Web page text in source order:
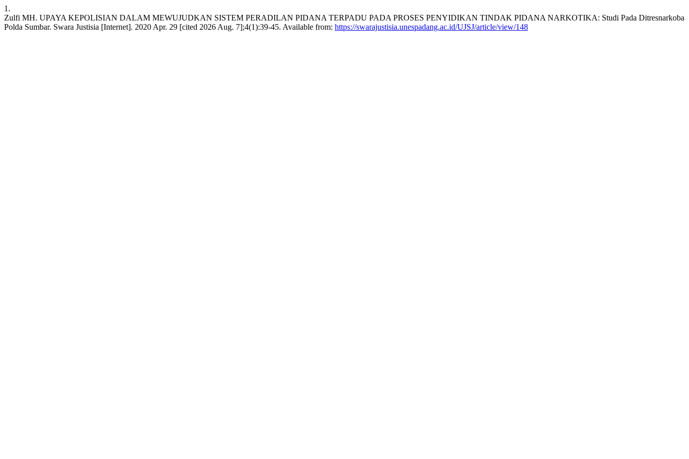
1.
Zulfi MH. UPAYA KEPOLISIAN DALAM MEWUJUDKAN SISTEM PERADILAN PIDANA TERPADU PADA PROSES PENYIDIKAN TINDAK PIDANA NARKOTIKA: Studi Pada Ditresnarkoba
Polda Sumbar. Swara Justisia [Internet]. 2020 Apr. 29 [cited 2026 Aug. 7];4(1):39-45. Available from: https://swarajustisia.unespadang.ac.id/UJSJ/article/view/148